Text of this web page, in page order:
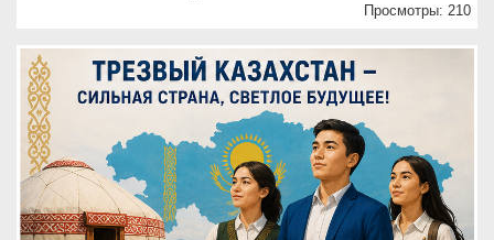
Просмотры: 210